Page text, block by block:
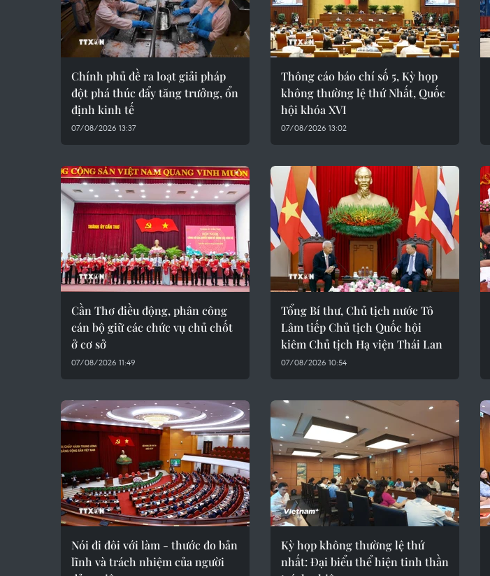
Chính phủ đề ra loạt giải pháp
đột phá thúc đẩy tăng trưởng, ổn
định kinh tế
07/08/2026 13:37
Thông cáo báo chí số 5, Kỳ họp
không thường lệ thứ Nhất, Quốc
hội khóa XVI
07/08/2026 13:02
Cần Thơ điều động, phân công
cán bộ giữ các chức vụ chủ chốt
ở cơ sở
07/08/2026 11:49
Tổng Bí thư, Chủ tịch nước Tô
Lâm tiếp Chủ tịch Quốc hội
kiêm Chủ tịch Hạ viện Thái Lan
07/08/2026 10:54
Nói đi đôi với làm - thước đo bản
lĩnh và trách nhiệm của người
Kỳ họp không thường lệ thứ
nhất: Đại biểu thể hiện tinh thần